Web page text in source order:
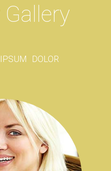
Gallery
IPSUM DOLOR